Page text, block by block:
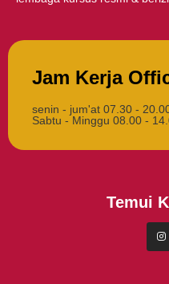
Jam Kerja
senin - jum'at 07.30 -
Sabtu - Minggu 08.00 -
Temui